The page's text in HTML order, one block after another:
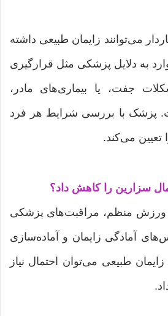
می‌توانند زایمان طبیعی داشته
به دلایل پزشکی مثل قرارگیری
جفت، یا بیماری‌های مادر،
پزشک با بررسی شرایط هر فرد
تعیین می‌کند.
ورزش منظم، مراقبت‌های پزشکی
آمادگی زایمان و آماده‌سازی
طبیعی می‌توان احتمال نیاز